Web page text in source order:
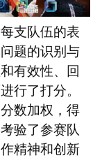
支队伍的表
题的识别与
有效性、回
行了打分。
数加权，得
验了参赛队
精神和创新